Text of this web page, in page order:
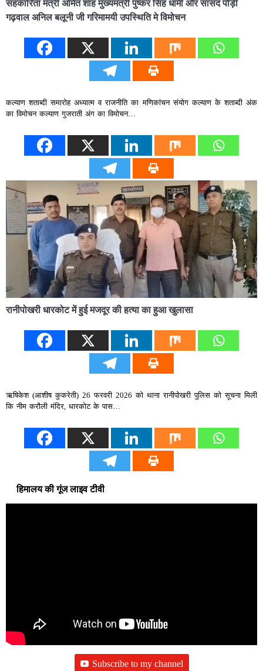
सहकारिता मंत्री अमित शाह मुख्यमंत्री पुष्कर सिंह धामी और सांसद पौड़ी
गढ़वाल अनिल बलूनी जी गरिमामयी उपस्थिति मे विमोचन
कल्याण शताब्दी समारोह अध्यात्म व राजनीति का मणिकांचन संयोग कल्याण के शताब्दी अंक
का विमोचन कल्याण गुजराती अंग का विमोचन…
रानीपोखरी धारकोट में हुई मजदूर की हत्या का हुआ खुलासा
ऋषिकेश (आशीष कुकरेती) 26 फरवरी 2026 को थाना रानीपोखरी पुलिस को सूचना मिली
कि नीम करौली मंदिर, धारकोट के पास…
हिमालय की गूंज लाइव टीवी
Subscribe to my channel